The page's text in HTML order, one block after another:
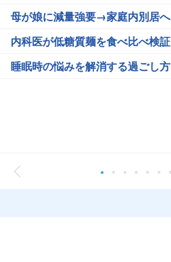
母が娘に減量強要→家庭内別居へ
内科医が低糖質麺を食べ比べ検証
睡眠時の悩みを解消する過ごし方